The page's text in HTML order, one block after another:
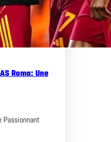
Roma: Une
Passionnant